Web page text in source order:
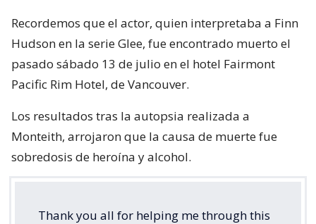
Recordemos que el actor, quien interpretaba a Finn
Hudson en la serie Glee, fue encontrado muerto el
pasado sábado 13 de julio en el hotel Fairmont
Pacific Rim Hotel, de Vancouver.
Los resultados tras la autopsia realizada a
Monteith, arrojaron que la causa de muerte fue
sobredosis de heroína y alcohol.
Thank you all for helping me through this